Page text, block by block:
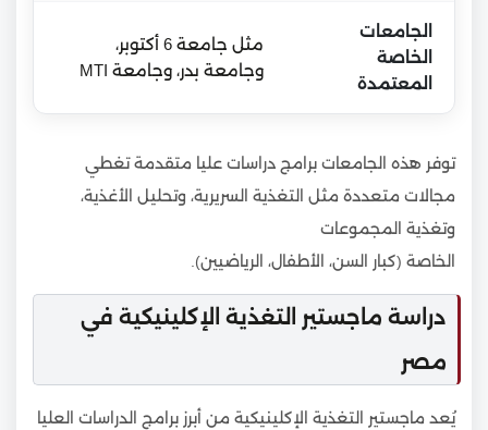
الجامعات
الخاصة
المعتمدة
مثل جامعة 6 أكتوبر،
وجامعة بدر، وجامعة MTI
توفر هذه الجامعات برامج دراسات عليا متقدمة تغطي
مجالات متعددة مثل التغذية السريرية، وتحليل الأغذية،
وتغذية المجموعات
الخاصة (كبار السن، الأطفال، الرياضيين).
دراسة ماجستير التغذية الإكلينيكية في
مصر
يُعد ماجستير التغذية الإكلينيكية من أبرز برامج الدراسات العليا